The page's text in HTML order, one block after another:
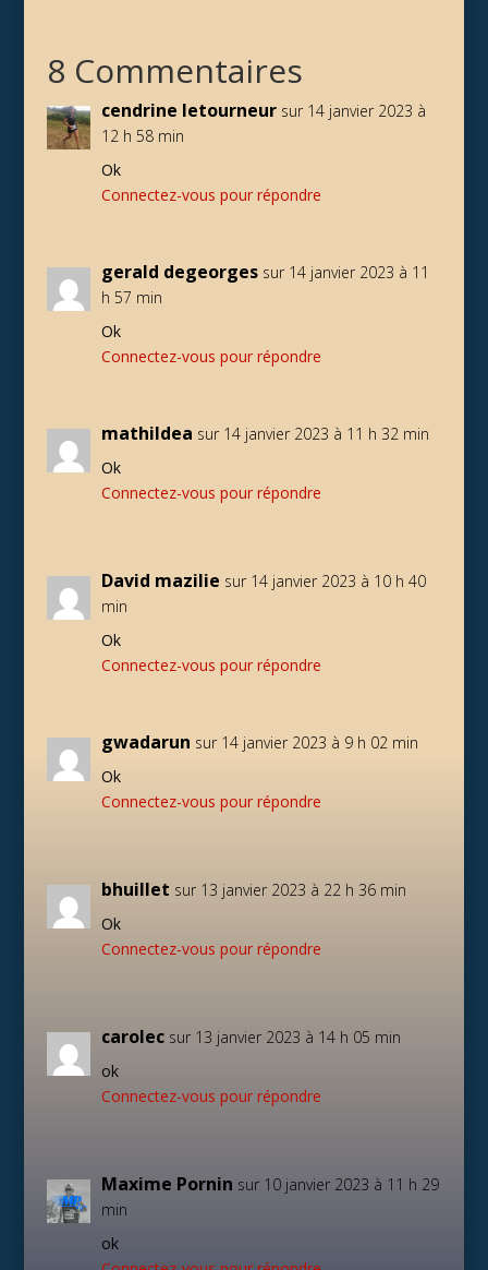
8 Commentaires
cendrine letourneur sur 14 janvier 2023 à
12 h 58 min
Ok
Connectez-vous pour répondre
gerald degeorges sur 14 janvier 2023 à 11
h 57 min
Ok
Connectez-vous pour répondre
mathildea sur 14 janvier 2023 à 11 h 32 min
Ok
Connectez-vous pour répondre
David mazilie sur 14 janvier 2023 à 10 h 40
min
Ok
Connectez-vous pour répondre
gwadarun sur 14 janvier 2023 à 9 h 02 min
Ok
Connectez-vous pour répondre
bhuillet sur 13 janvier 2023 à 22 h 36 min
Ok
Connectez-vous pour répondre
carolec sur 13 janvier 2023 à 14 h 05 min
ok
Connectez-vous pour répondre
Maxime Pornin sur 10 janvier 2023 à 11 h 29
min
ok